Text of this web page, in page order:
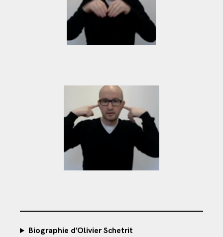
Biographie d’Olivier Schetrit